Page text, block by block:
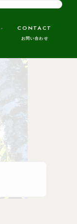
CONTACT